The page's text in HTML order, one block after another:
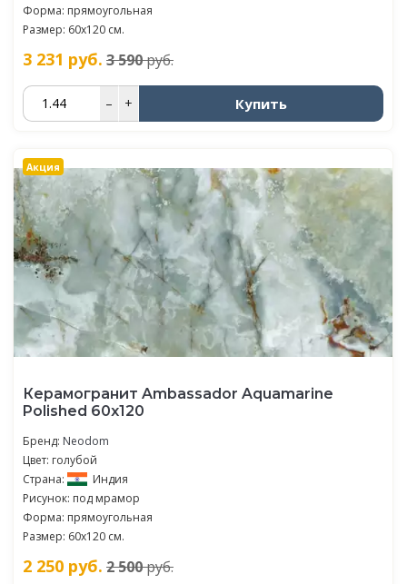
Форма: прямоугольная
Размер: 60x120 см.
3 231 руб. 3 590руб.
– + Купить
Акция
Керамогранит Ambassador Aquamarine
Polished 60x120
Бренд: Neodom
Цвет: голубой
Страна:
Индия
Рисунок: под мрамор
Форма: прямоугольная
Размер: 60x120 см.
2 250 руб. 2 500руб.